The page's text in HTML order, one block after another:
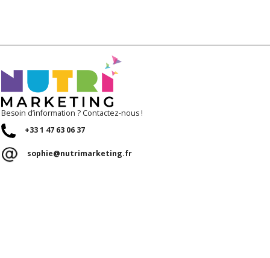
Besoin d’information ? Contactez-nous !
+33 1 47 63 06 37
sophie@nutrimarketing.fr